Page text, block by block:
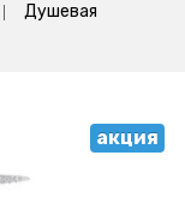
Душевая
акция